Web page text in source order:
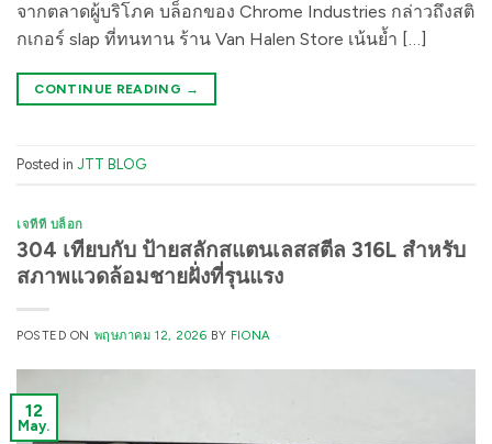
จากตลาดผู้บริโภค บล็อกของ Chrome Industries กล่าวถึงสติ
กเกอร์ slap ที่ทนทาน ร้าน Van Halen Store เน้นย้ำ […]
CONTINUE READING →
Posted in JTT BLOG
เจทีที บล็อก
304 เทียบกับ ป้ายสลักสแตนเลสสตีล 316L สำหรับ
สภาพแวดล้อมชายฝั่งที่รุนแรง
POSTED ON พฤษภาคม 12, 2026 BY FIONA
12
May.